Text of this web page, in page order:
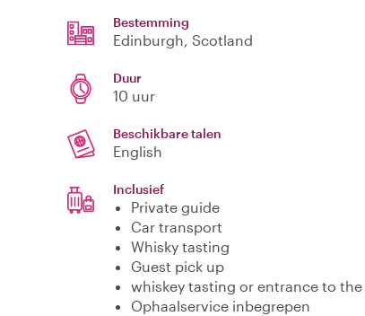
Bestemming
Edinburgh, Scotland
Duur
10 uur
Beschikbare talen
English
Inclusief
Private guide
Car transport
Whisky tasting
Guest pick up
whiskey tasting or entrance to
Ophaalservice inbegrepen